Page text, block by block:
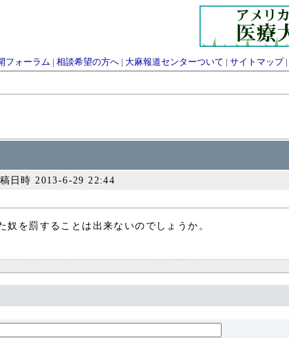
フォーラム | 相談希望の方へ| 大麻報道センターついて | サイトマップ|
日時 2013-6-29 22:44
を罰することは出来ないのでしょうか。